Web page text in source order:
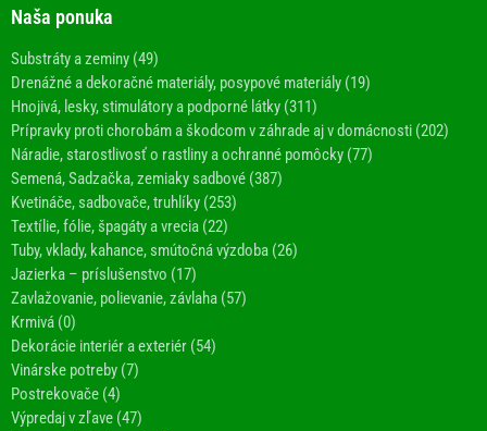
Naša ponuka
Substráty a zeminy (49)
Drenážné a dekoračné materiály, posypové materiály (19)
Hnojivá, lesky, stimulátory a podporné látky (311)
Prípravky proti chorobám a škodcom v záhrade aj v domácnosti (202)
Náradie, starostlivosť o rastliny a ochranné pomôcky (77)
Semená, Sadzačka, zemiaky sadbové (387)
Kvetináče, sadbovače, truhlíky (253)
Textílie, fólie, špagáty a vrecia (22)
Tuby, vklady, kahance, smútočná výzdoba (26)
Jazierka – príslušenstvo (17)
Zavlažovanie, polievanie, závlaha (57)
Krmivá (0)
Dekorácie interiér a exteriér (54)
Vinárske potreby (7)
Postrekovače (4)
Výpredaj v zľave (47)